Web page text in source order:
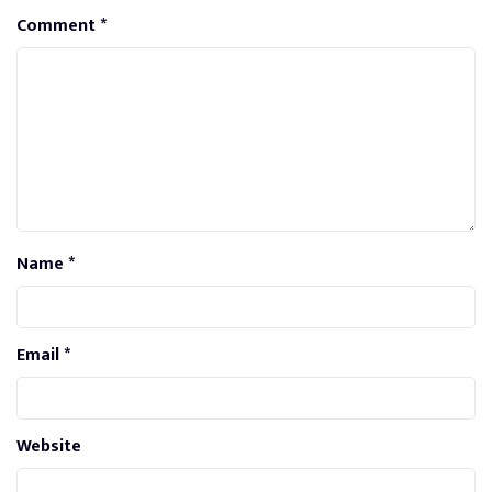
Comment*
Name*
Email*
Website